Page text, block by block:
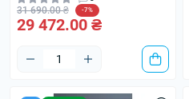
31 690.00 ₴ -7%
29 472.00 ₴